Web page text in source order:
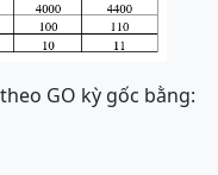
GO kỳ gốc bằng: